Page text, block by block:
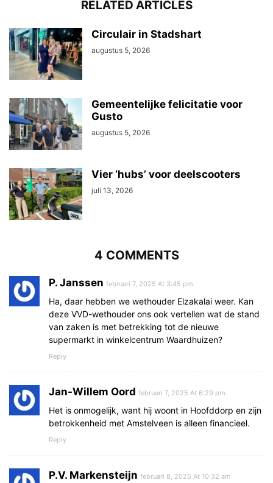
RELATED ARTICLES
Circulair in Stadshart
augustus 5, 2026
Gemeentelijke felicitatie voor
Gusto
augustus 5, 2026
Vier ‘hubs’ voor deelscooters
juli 13, 2026
4 COMMENTS
P. Janssen februari 7, 2025 At 3:45 pm
Ha, daar hebben we wethouder Elzakalai weer. Kan
deze VVD-wethouder ons ook vertellen wat de stand
van zaken is met betrekking tot de nieuwe
supermarkt in winkelcentrum Waardhuizen?
Reply
Jan-Willem Oord februari 7, 2025 At 6:29 pm
Het is onmogelijk, want hij woont in Hoofddorp en zijn
betrokkenheid met Amstelveen is alleen financieel.
Reply
P.V. Markensteijn februari 8, 2025 At 10:32 am